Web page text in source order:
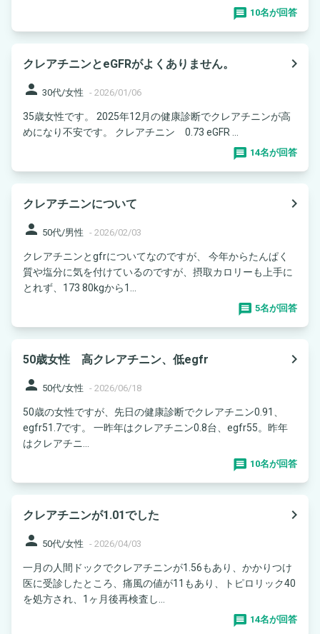
10名が回答
クレアチニンとeGFRがよくありません。
navigate_next
person 30代/女性 - 2026/01/06
35歳女性です。 2025年12月の健康診断でクレアチニンが高
めになり不安です。 クレアチニン 0.73 eGFR ...
14名が回答
クレアチニンについて
navigate_next
person 50代/男性 - 2026/02/03
クレアチニンとgfrについてなのですが、 今年からたんぱく
質や塩分に気を付けているのですが、摂取カロリーも上手に
とれず、173 80kgから1...
5名が回答
50歳女性 高クレアチニン、低egfr
navigate_next
person 50代/女性 - 2026/06/18
50歳の女性ですが、先日の健康診断でクレアチニン0.91、
egfr51.7です。 一昨年はクレアチニン0.8台、egfr55。昨年
はクレアチニ...
10名が回答
クレアチニンが1.01でした
navigate_next
person 50代/女性 - 2026/04/03
一月の人間ドックでクレアチニンが1.56もあり、かかりつけ
医に受診したところ、痛風の値が11もあり、トピロリック40
を処方され、1ヶ月後再検査し...
14名が回答